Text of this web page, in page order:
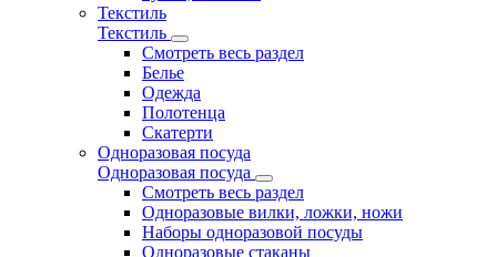
Текстиль
Текстиль
Смотреть весь раздел
Белье
Одежда
Полотенца
Скатерти
Одноразовая посуда
Одноразовая посуда
Смотреть весь раздел
Одноразовые вилки, ложки, ножи
Наборы одноразовой посуды
Одноразовые стаканы